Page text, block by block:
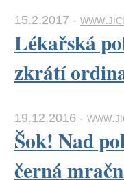
15.2.2017 -
Lékařská
zkrátí
19.12.2016 -
Šok! Nad
černá